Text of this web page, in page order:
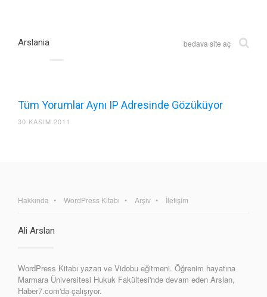
Arslania bedava site aç
Tüm Yorumlar Aynı IP Adresinde Gözüküyor
30 KASIM 2011
Hakkında WordPress Kitabı Arşiv İletişim
Ali Arslan
WordPress Kitabı yazarı ve Vidobu eğitmeni. Öğrenim hayatına
Marmara Üniversitesi Hukuk Fakültesi'nde devam eden Arslan,
Haber7.com'da çalışıyor.